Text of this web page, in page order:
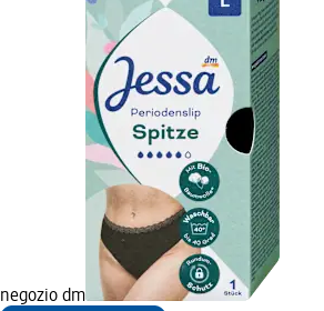
negozio dm